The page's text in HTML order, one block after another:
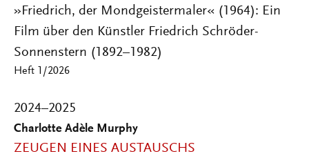
»Friedrich, der Mondgeistermaler« (1964): Ein
Film über den Künstler Friedrich Schröder-
Sonnenstern (1892–1982)
Heft 1/2026
2024–2025
Charlotte Adèle Murphy
ZEUGEN EINES AUSTAUSCHS